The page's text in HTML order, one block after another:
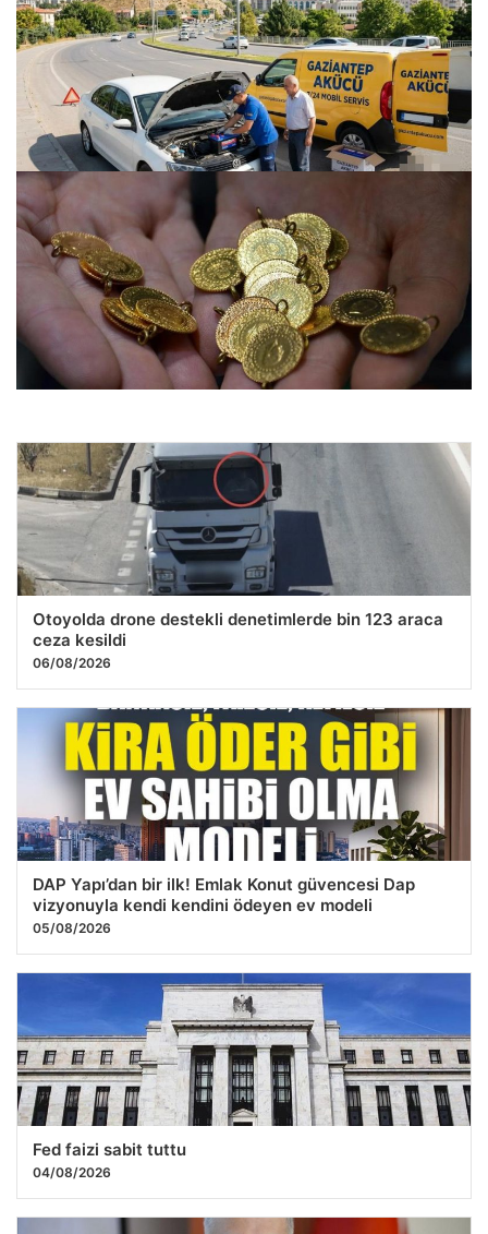
Gaziantep Geneli Otomobil Enerji Sistemleri – Gaziantep
Akü
24.07.2026 22:10
Altın fiyatları canlı 14 Nisan 2026: Altın fiyatları ne kadar
oldu? Gram, çeyrek, yarım ve cumhuriyet altını alış satış
fiyatları
24.07.2026 11:50
Otoyolda drone destekli denetimlerde bin 123 araca
ceza kesildi
06/08/2026
DAP Yapı’dan bir ilk! Emlak Konut güvencesi Dap
vizyonuyla kendi kendini ödeyen ev modeli
05/08/2026
Fed faizi sabit tuttu
04/08/2026